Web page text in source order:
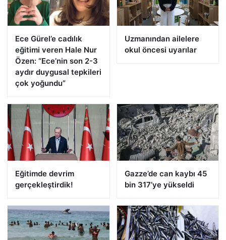
Ece Gürel’e cadılık
eğitimi veren Hale Nur
Özen: “Ece’nin son 2-3
aydır duygusal tepkileri
çok yoğundu”
Uzmanından ailelere
okul öncesi uyarılar
Eğitimde devrim
gerçekleştirdik!
Gazze’de can kaybı 45
bin 317’ye yükseldi